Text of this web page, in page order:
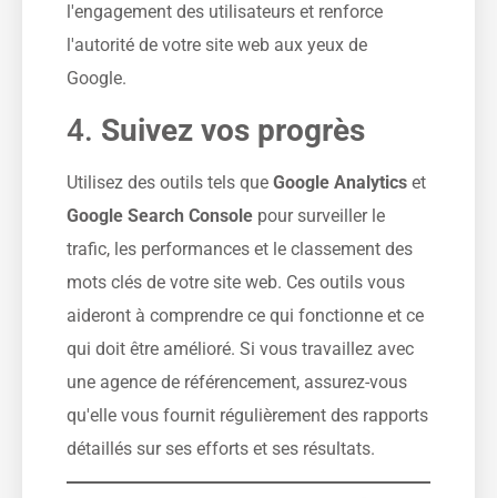
l'engagement des utilisateurs et renforce
l'autorité de votre site web aux yeux de
Google.
4. Suivez vos progrès
Utilisez des outils tels que Google Analytics et
Google Search Console pour surveiller le
trafic, les performances et le classement des
mots clés de votre site web. Ces outils vous
aideront à comprendre ce qui fonctionne et ce
qui doit être amélioré. Si vous travaillez avec
une agence de référencement, assurez-vous
qu'elle vous fournit régulièrement des rapports
détaillés sur ses efforts et ses résultats.